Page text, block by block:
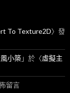
To Texture2D〉發
小築」於〈虛擬主
留言